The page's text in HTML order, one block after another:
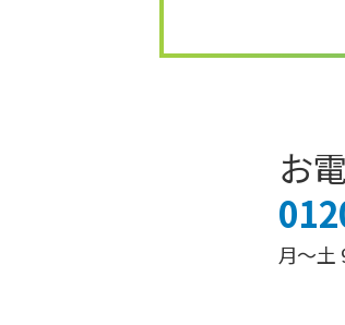
お
月～土